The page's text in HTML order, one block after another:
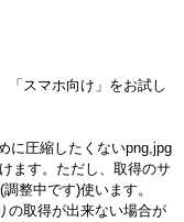
「スマホ向け」をお試し
に圧縮したくないpng,jpg
ます。ただし、取得のサ
整中です)使います。
の取得が出来ない場合が